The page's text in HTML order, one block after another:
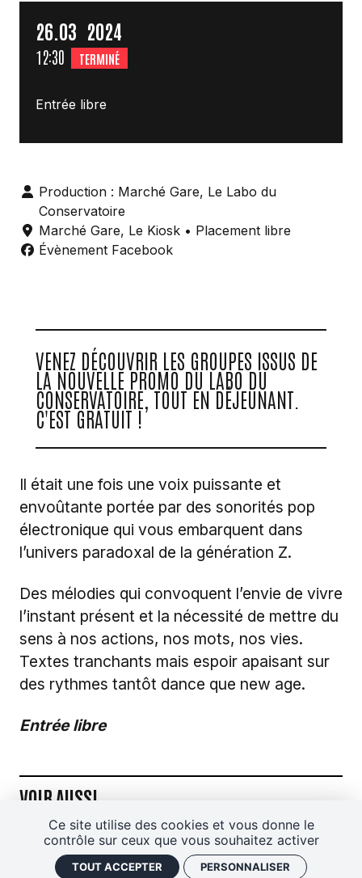
Ce site utilise des cookies et vous donne le
contrôle sur ceux que vous souhaitez activer
TOUT ACCEPTER PERSONNALISER
26. 03 2024
12:30 TERMINÉ
Entrée libre
Production : Marché Gare, Le Labo du
Conservatoire
Marché Gare, Le Kiosk • Placement libre
Évènement Facebook
VENEZ DÉCOUVRIR LES GROUPES ISSUS DE
LA NOUVELLE PROMO DU LABO DU
CONSERVATOIRE, TOUT EN DÉJEUNANT.
C'EST GRATUIT !
Il était une fois une voix puissante et
envoûtante portée par des sonorités pop
électronique qui vous embarquent dans
l’univers paradoxal de la génération Z.
Des mélodies qui convoquent l’envie de vivre
l’instant présent et la nécessité de mettre du
sens à nos actions, nos mots, nos vies.
Textes tranchants mais espoir apaisant sur
des rythmes tantôt dance que new age.
Entrée libre
VOIR AUSSI
Page Instagram Lisa Claudie